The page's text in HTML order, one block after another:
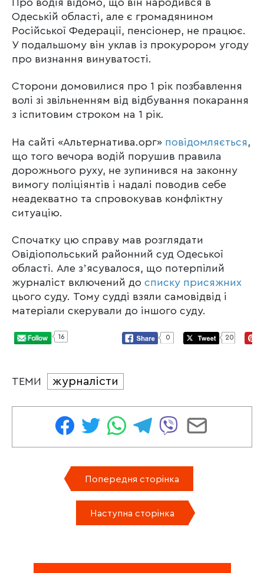
Про водія відомо, що він народився в
Одеській області, але є громадянином
Російської Федерації, пенсіонер, не працює.
У подальшому він уклав із прокурором угоду
про визнання винуватості.
Сторони домовилися про 1 рік позбавлення
волі зі звільненням від відбування покарання
з іспитовим строком на 1 рік.
На сайті «Альтернатива.орг» повідомляється,
що того вечора водій порушив правила
дорожнього руху, не зупинився на законну
вимогу поліціянтів і надалі поводив себе
неадекватно та спровокував конфліктну
ситуацію.
Спочатку цю справу мав розглядати
Овідіопольський районний суд Одеської
області. Але зʼясувалося, що потерпілий
журналіст включений до списку присяжних
цього суду. Тому судді взяли самовідвід і
матеріали скерували до іншого суду.
16 0 20
ТЕМИ журналісти
Попередня сторінка
Наступна сторінка